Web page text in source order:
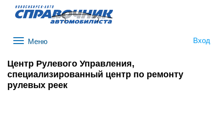
Вход
Центр Рулевого Управления,
специализированный центр по ремонту
рулевых реек